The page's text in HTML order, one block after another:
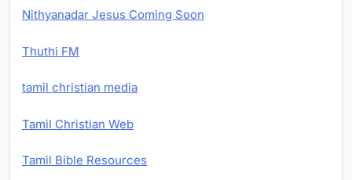
Nithyanadar Jesus Coming Soon
Thuthi FM
tamil christian media
Tamil Christian Web
Tamil Bible Resources